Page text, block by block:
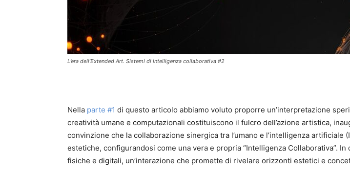
L’era dell’Extended Art. Sistemi di intelligenza collaborativa #2
Nella parte #1 di questo articolo abbiamo voluto proporre un’interpretazione
creatività umane e computazionali costituiscono il fulcro dell’azione artistica,
convinzione che la collaborazione sinergica tra l’umano e l’intelligenza
estetiche, configurandosi come una vera e propria “Intelligenza Collaborativa”.
fisiche e digitali, un’interazione che promette di rivelare orizzonti estetici e